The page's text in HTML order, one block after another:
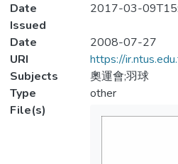
Date
Issued
2017-03-
Date
2008-07-27
URI
https://
Subjects
奧運會;羽球
Type
other
File(s)